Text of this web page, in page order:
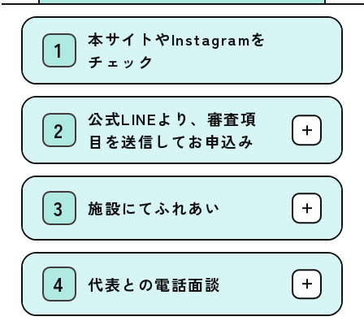
本サイトやInstagramを
チェック
公式LINEより、審査項
目を送信してお申込み
施設にてふれあい
代表との電話面談